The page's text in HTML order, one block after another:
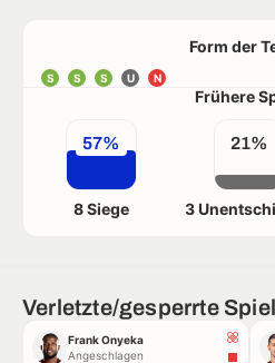
Form der
S S S U N
Frühere
57%
8 Siege
21%
3
Verletzte/gesperrte
Frank Onyeka
Angeschlagen